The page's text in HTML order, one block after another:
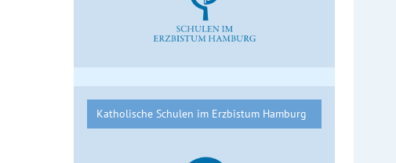
Katholische Schulen im Erzbistum Hamburg